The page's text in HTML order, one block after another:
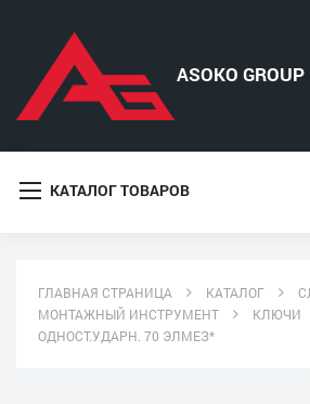
КАТАЛОГ ТОВАРОВ
ГЛАВНАЯ СТРАНИЦА КАТАЛОГ
МОНТАЖНЫЙ ИНСТРУМЕНТ
КЛЮЧИ
ОДНОСТ.УДАРН. 70 ЭЛМЕЗ*